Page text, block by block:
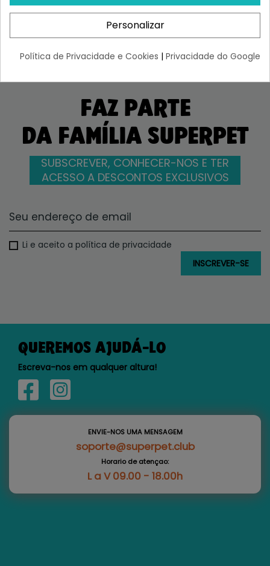
107,04 € 113,03 €
FAZ PARTE
DA FAMÍLIA SUPERPET
SUBSCREVER, CONHECER-NOS E TER
ACESSO A DESCONTOS EXCLUSIVOS
Li e aceito a política de privacidade
QUEREMOS AJUDÁ-LO
Escreva-nos em qualquer altura!
ENVIE-NOS UMA MENSAGEM
soporte@superpet.club
Horario de atençao:
L a V 09.00 - 18.00h
Personalizar
Política de Privacidade e Cookies | Privacidade do Google